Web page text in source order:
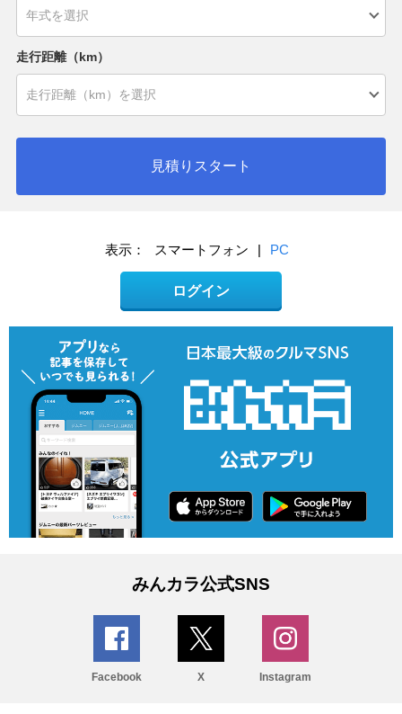
走行距離（km）
見積りスタート
表示： スマートフォン | PC
ログイン
みんカラ公式SNS
Facebook X Instagram